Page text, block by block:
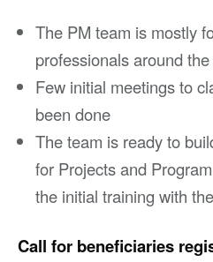
The PM team is mostly
professionals around
Few initial meetings to
been done
The team is ready to
for Projects and
the initial training with
Call for beneficiaries